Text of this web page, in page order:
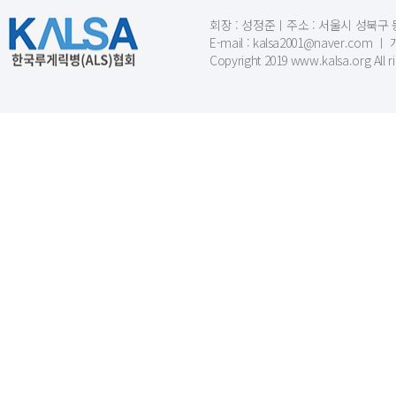
회장 : 성정준ㅣ주소 : 서울시 성북구
E-mail : kalsa2001@naver.com ㅣ
Copyright 2019 www.kalsa.org All